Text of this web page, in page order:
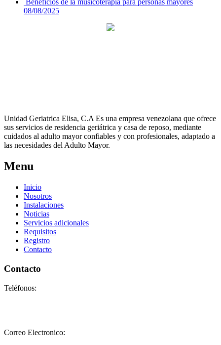
Beneficios de la musicoterapia para personas mayores
08/08/2025
Unidad Geriatrica Elisa, C.A Es una empresa venezolana que ofrece
sus servicios de residencia geriátrica y casa de reposo, mediante
cuidados al adulto mayor confiables y con profesionales, adaptado a
las necesidades del Adulto Mayor.
Menu
Inicio
Nosotros
Instalaciones
Noticias
Servicios adicionales
Requisitos
Registro
Contacto
Contacto
Teléfonos:
Correo Electronico: